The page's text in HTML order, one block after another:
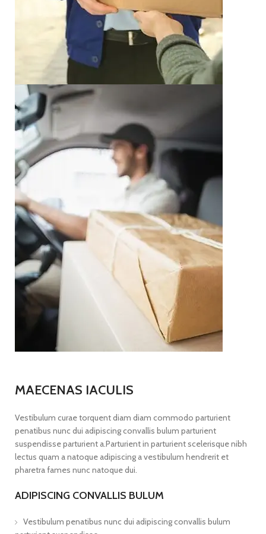
MAECENAS IACULIS
Vestibulum curae torquent diam diam commodo parturient
penatibus nunc dui adipiscing convallis bulum parturient
suspendisse parturient a.Parturient in parturient scelerisque nibh
lectus quam a natoque adipiscing a vestibulum hendrerit et
pharetra fames nunc natoque dui.
ADIPISCING CONVALLIS BULUM
Vestibulum penatibus nunc dui adipiscing convallis bulum